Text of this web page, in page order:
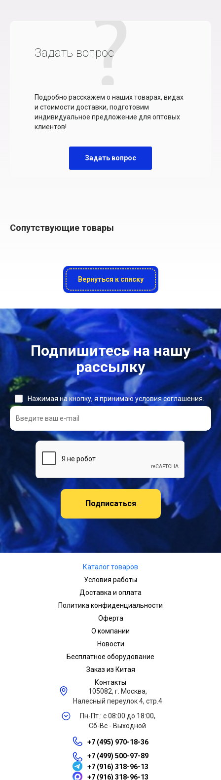
Задать вопрос
Подробно расскажем о наших товарах, видах
и стоимости доставки, подготовим
индивидуальное предложение для оптовых
клиентов!
Задать вопрос
Сопутствующие товары
Вернуться к списку
Подпишитесь на нашу
рассылку
Подписаться
Нажимая на кнопку, я принимаю условия соглашения.
Каталог товаров
Условия работы
Доставка и оплата
Политика конфиденциальности
Оферта
О компании
Новости
Бесплатное оборудование
Заказ из Китая
Контакты
105082, г. Москва,
Налесный переулок 4, стр.4
Пн-Пт.: с 08:00 до 18:00,
Сб-Вс - Выходной
+7 (495) 970-18-36
+7 (499) 500-97-89
+7 (916) 318-96-13
+7 (916) 318-96-13